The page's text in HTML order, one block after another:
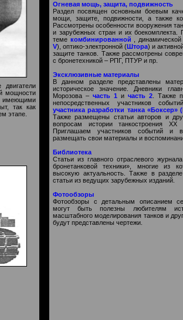
мощности
имеющими
так как
этапе.
Огневая мощь, защита, подвижность
Раздел посвящен основным боевым
мощи, защите, подвижности, а также
Рассмотрены особенности вооружения
и зарубежных стран и их
теме комбинированной ,
V), оптико-электронной (Штора) и
защите танков. Также рассмотрены
с бронетехникой – РПГ, ПТУР и пр.
Эксклюзивные материалы
В данном разделе представлены
историческое значение. Дневники
Морозова – часть 1 и часть 2 . Также
непосредственных участников
участника разработки танка «Боксер»
Также размещены статьи авторов и
вопросам истории танкостроения
Приглашаем участников событий и
размещать свои материалы и
Библиотека
Статьи из главного отраслевого
бронетанковой техники», многие из
высокую актуальность. Также в
статьи из ведущих зарубежных изданий.
Фотообзоры
Фотообзоры с детальным описанием
могут быть полезны любителям
масштабного моделирования танков и
будут представлены чертежи.